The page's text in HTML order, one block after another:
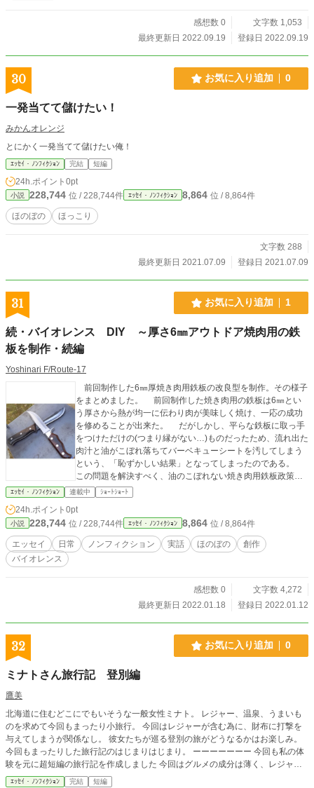
感想数 0
文字数 1,053
最終更新日 2022.09.19
登録日 2022.09.19
30 お気に入り追加 0
一発当てて儲けたい！
みかんオレンジ
とにかく一発当てて儲けたい俺！
ｴｯｾｲ・ﾉﾝﾌｨｸｼｮﾝ 完結 短編
24h.ポイント 0pt
小説 228,744 位 / 228,744件 ｴｯｾｲ・ﾉﾝﾌｨｸｼｮﾝ 8,864 位 / 8,864件
ほのぼの ほっこり
文字数 288
最終更新日 2021.07.09
登録日 2021.07.09
31 お気に入り追加 1
続・バイオレンス DIY ～厚さ6㎜アウトドア焼肉用の鉄
板を制作・続編
Yoshinari F/Route-17
前回制作した6㎜厚焼き肉用鉄板の改良型を制作。その様子
をまとめました。 前回制作した焼き肉用の鉄板は6㎜とい
う厚さから熱が均一に伝わり肉が美味しく焼け、一応の成功
を修めることが出来た。 だがしかし、平らな鉄板に取っ手
をつけただけの(つまり縁がない…)ものだったため、流れ出た
肉汁と油がこぼれ落ちてバーベキューシートを汚してしまう
という、「恥ずかしい結果」となってしまったのである。
この問題を解決すべく、油のこぼれない焼き肉用鉄板政策に
挑む。 6㎜厚の鉄板に縁を作る作業は容易なことではな
い。実際にはプレス機などを使用し縁を成型するが、そのよ
うな設備はない。 果たして我々の日曜大工のレベル(それ以
下かも…)でバーベキューシートを汚してしまうという油問題
を克服できるのか？ その苦難と試行錯誤の記録である。
ｴｯｾｲ・ﾉﾝﾌｨｸｼｮﾝ 連載中 ｼｮｰﾄｼｮｰﾄ
24h.ポイント 0pt
小説 228,744 位 / 228,744件 ｴｯｾｲ・ﾉﾝﾌｨｸｼｮﾝ 8,864 位 / 8,864件
エッセイ 日常 ノンフィクション 実話 ほのぼの
創作
バイオレンス
感想数 0
文字数 4,272
最終更新日 2022.01.18
登録日 2022.01.12
32 お気に入り追加 0
ミナトさん旅行記 登別編
鷹美
北海道に住むどこにでもいそうな一般女性ミナト。 レジャー、温泉、うまいも
のを求めて今回もまったり小旅行。 今回はレジャーが含む為に、財布に打撃を
与えてしまうが関係なし。 彼女たちが巡る登別の旅がどうなるかはお楽しみ。
今回もまったりした旅行記のはじまりはじまり。 ーーーーーーー 今回も私の体
験を元に超短編の旅行記を作成しました 今回はグルメの成分は薄く、レジャー
ｴｯｾｲ・ﾉﾝﾌｨｸｼｮﾝ 完結 短編